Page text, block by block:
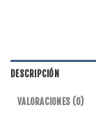
DESCRIPCIÓN
VALORACIONES (0)